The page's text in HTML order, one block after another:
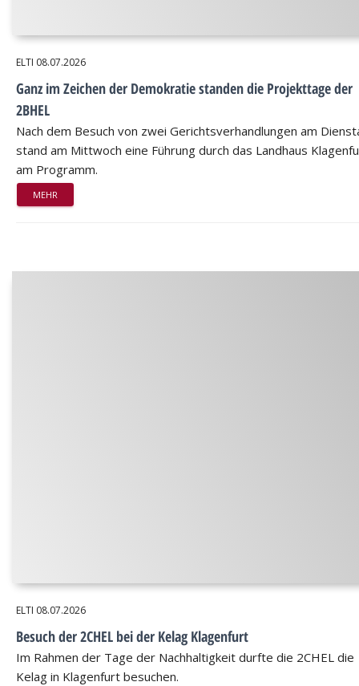
ELTI 08.07.2026
Ganz im Zeichen der Demokratie standen die Projekttage der
2BHEL
Nach dem Besuch von zwei Gerichtsverhandlungen am
stand am Mittwoch eine Führung durch das Landhaus
am Programm.
MEHR
ELTI 08.07.2026
Besuch der 2CHEL bei der Kelag Klagenfurt
Im Rahmen der Tage der Nachhaltigkeit durfte die 2CHEL die
Kelag in Klagenfurt besuchen.